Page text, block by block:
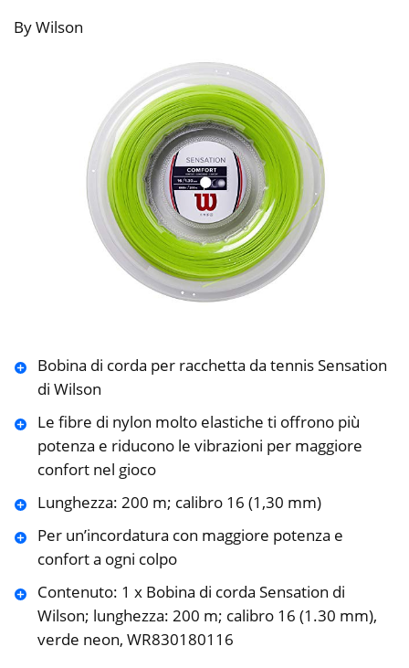
By Wilson
Bobina di corda per racchetta da tennis Sensation
di Wilson
Le fibre di nylon molto elastiche ti offrono più
potenza e riducono le vibrazioni per maggiore
confort nel gioco
Lunghezza: 200 m; calibro 16 (1,30 mm)
Per un’incordatura con maggiore potenza e
confort a ogni colpo
Contenuto: 1 x Bobina di corda Sensation di
Wilson; lunghezza: 200 m; calibro 16 (1.30 mm),
verde neon, WR830180116